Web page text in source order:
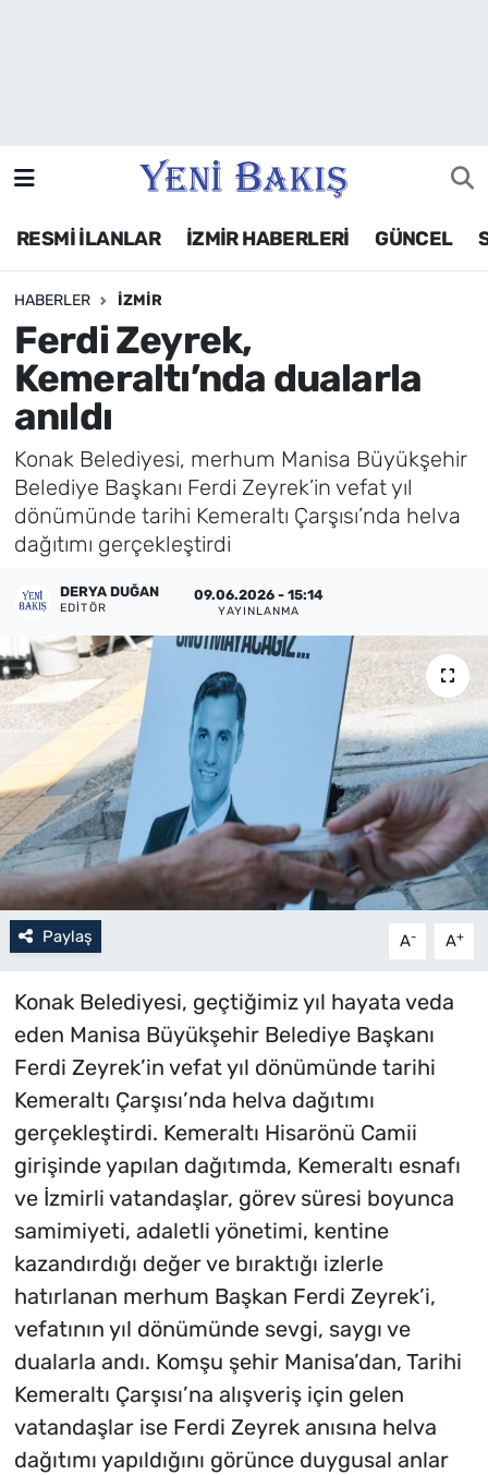
RESMİ İLANLAR İZMİR HABERLERİ GÜNCEL
HABERLER İZMIR
Ferdi Zeyrek,
Kemeraltı’nda dualarla
anıldı
Konak Belediyesi, merhum Manisa Büyükşehir
Belediye Başkanı Ferdi Zeyrek’in vefat yıl
dönümünde tarihi Kemeraltı Çarşısı’nda helva
dağıtımı gerçekleştirdi
DERYA DUĞAN
EDITÖR
09.06.2026 - 15:14
YAYINLANMA
Paylaş A- A+
Konak Belediyesi, geçtiğimiz yıl hayata veda
eden Manisa Büyükşehir Belediye Başkanı
Ferdi Zeyrek’in vefat yıl dönümünde tarihi
Kemeraltı Çarşısı’nda helva dağıtımı
gerçekleştirdi. Kemeraltı Hisarönü Camii
girişinde yapılan dağıtımda, Kemeraltı esnafı
ve İzmirli vatandaşlar, görev süresi boyunca
samimiyeti, adaletli yönetimi, kentine
kazandırdığı değer ve bıraktığı izlerle
hatırlanan merhum Başkan Ferdi Zeyrek’i,
vefatının yıl dönümünde sevgi, saygı ve
dualarla andı. Komşu şehir Manisa’dan, Tarihi
Kemeraltı Çarşısı’na alışveriş için gelen
vatandaşlar ise Ferdi Zeyrek anısına helva
dağıtımı yapıldığını görünce duygusal anlar
Siyaset
Asayiş / Polis-Adliye
Spor
Magazin
Foto Galeri
Künye
İletişim